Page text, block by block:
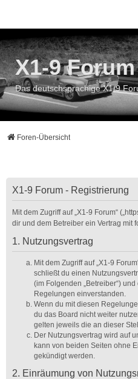
X1-9 Forum
Das deutschsprachige X1/9
Foren-Übersicht
X1-9 Forum - Registrierung
Mit dem Zugriff auf „X1-9 Forum“
dir und dem Betreiber ein Vertrag mit
1. Nutzungsvertrag
Mit dem Zugriff auf „X1-9
schließt du einen
(im Folgenden „Betreiber“)
Regelungen einverstanden.
Wenn du mit diesen
du das Board nicht weiter
gelten jeweils die an dieser
Der Nutzungsvertrag wird auf
kann von beiden Seiten ohne
gekündigt werden.
2. Einräumung von